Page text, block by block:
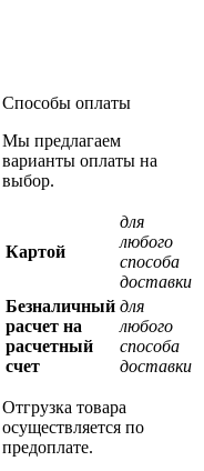
Способы оплаты
Мы предлагаем
варианты оплаты на
выбор.
Картой
для
любого
способа
доставки
Безналичный
расчет на
расчетный
счет
для
любого
способа
доставки
Отгрузка товара
осуществляется по
предоплате.